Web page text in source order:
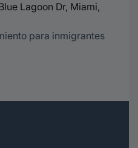
Lagoon Dr, Miami,
para inmigrantes